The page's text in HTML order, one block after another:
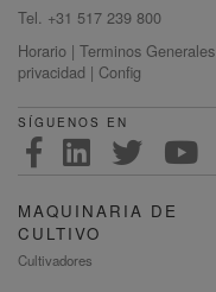
Tel. +31 517 239 800
Horario | Terminos Generales
privacidad | Config
SÍGUENOS EN
MAQUINARIA DE
CULTIVO
Cultivadores